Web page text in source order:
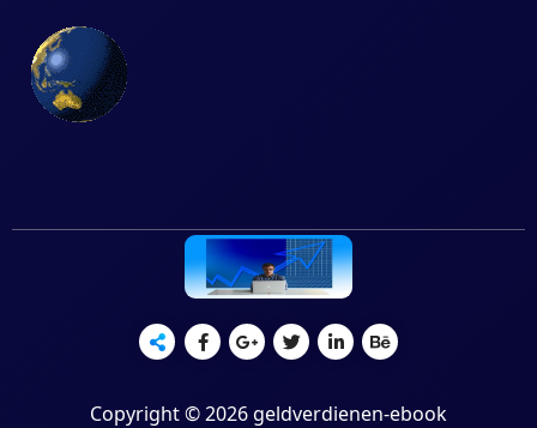
Copyright © 2026 geldverdienen-ebook